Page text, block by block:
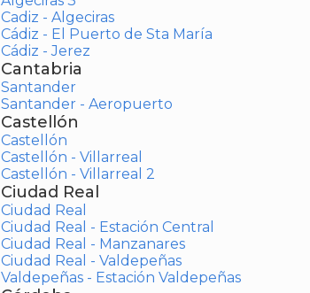
Cadiz - Algeciras
Cádiz - El Puerto de Sta María
Cádiz - Jerez
Cantabria
Santander
Santander - Aeropuerto
Castellón
Castellón
Castellón - Villarreal
Castellón - Villarreal 2
Ciudad Real
Ciudad Real
Ciudad Real - Estación Central
Ciudad Real - Manzanares
Ciudad Real - Valdepeñas
Valdepeñas - Estación Valdepeñas